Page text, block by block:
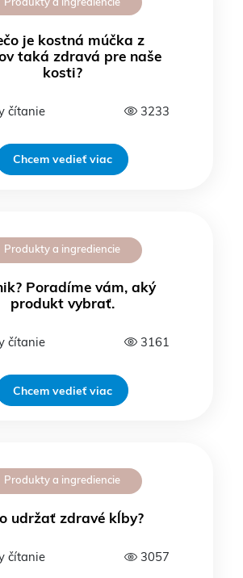
Produkty a ingrediencie
je kostná múčka z
taká zdravá pre naše
kosti?
čítanie 3233
Chcem vedieť viac
Produkty a ingrediencie
Poradíme vám, aký
produkt vybrať.
čítanie 3161
Chcem vedieť viac
Produkty a ingrediencie
udržať zdravé kĺby?
čítanie 3057